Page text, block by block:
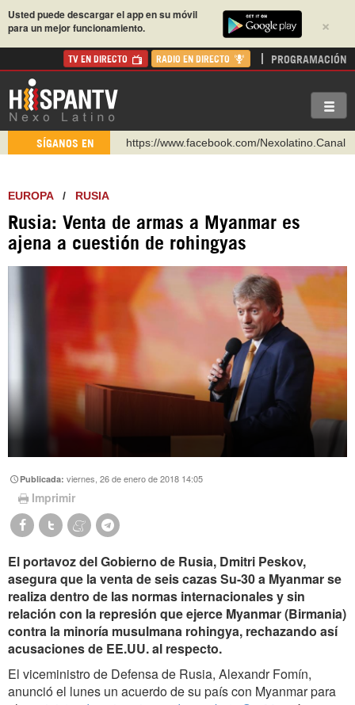
×
Usted puede descargar el app en su móvil
para un mejor funcionamiento.
TV EN DIRECTO RADIO EN DIRECTO PROGRAMACIÓN
SÍGANOS EN
https://www.facebook.com/Nexolatino.Canal
https://t.me/hispantvcanal
https://urmedium.com/c/hispantv
Instagram como: hispan_tv
EUROPA/ RUSIA
Rusia: Venta de armas a Myanmar es
ajena a cuestión de rohingyas
Publicada:viernes, 26 de enero de 2018 14:05
Imprimir
El portavoz del Gobierno de Rusia, Dmitri Peskov,
asegura que la venta de seis cazas Su-30 a Myanmar se
realiza dentro de las normas internacionales y sin
relación con la represión que ejerce Myanmar (Birmania)
contra la minoría musulmana rohingya, rechazando así
acusaciones de EE.UU. al respecto.
El viceministro de Defensa de Rusia, Alexandr Fomín,
anunció el lunes un acuerdo de su país con Myanmar para